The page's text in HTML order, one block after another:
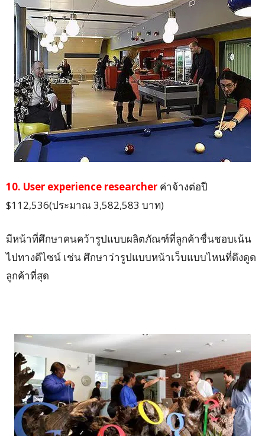
10. User experience researcher ค่าจ้างต่อปี
$112,536(ประมาณ 3,582,583 บาท)
มีหน้าที่ศึกษาคนคว้ารูปแบบผลิตภัณฑ์ที่ลูกค้าชื่นชอบเน้น
ไปทางดีไซน์ เช่น ศึกษาว่ารูปแบบหน้าเว็บแบบไหนที่ดึงดูด
ลูกค้าที่สุด